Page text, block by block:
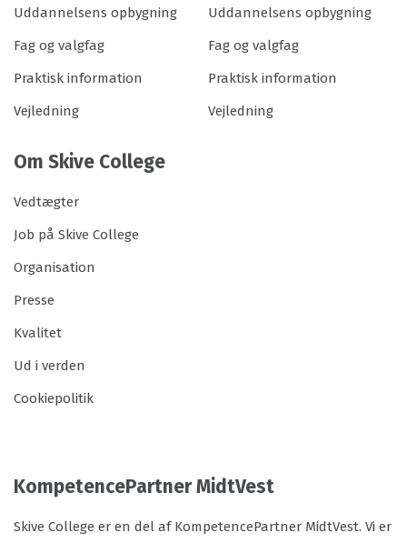
Uddannelsens opbygning
Fag og valgfag
Praktisk information
Vejledning
Uddannelsens opbygning
Fag og valgfag
Praktisk information
Vejledning
Om Skive College
Vedtægter
Job på Skive College
Organisation
Presse
Kvalitet
Ud i verden
Cookiepolitik
KompetencePartner MidtVest
Skive College er en del af KompetencePartner MidtVest. Vi er